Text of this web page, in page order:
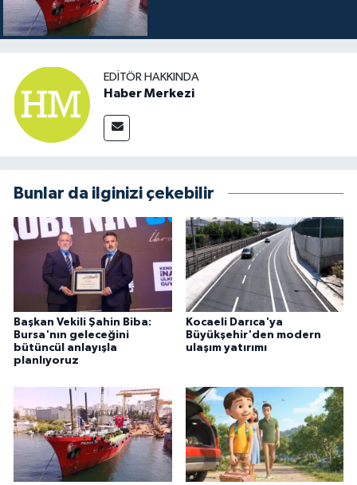
EDITÖR HAKKINDA
Haber Merkezi
Bunlar da ilginizi çekebilir
Başkan Vekili Şahin Biba:
Bursa'nın geleceğini
bütüncül anlayışla
planlıyoruz
Kocaeli Darıca'ya
Büyükşehir'den modern
ulaşım yatırımı